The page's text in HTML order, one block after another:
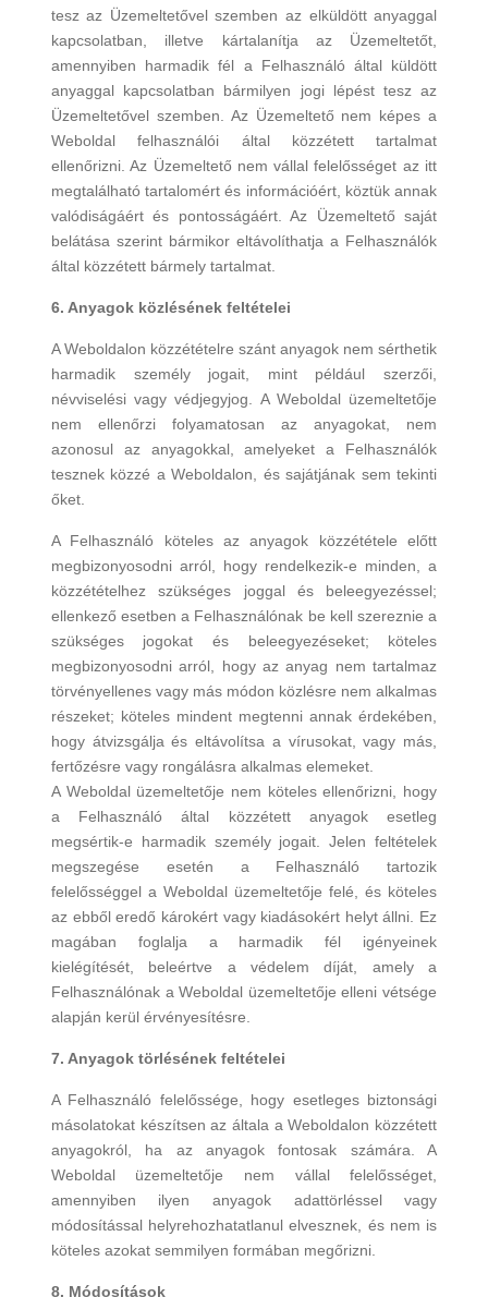
tesz az Üzemeltetővel szemben az elküldött anyaggal
kapcsolatban, illetve kártalanítja az Üzemeltetőt,
amennyiben harmadik fél a Felhasználó által küldött
anyaggal kapcsolatban bármilyen jogi lépést tesz az
Üzemeltetővel szemben. Az Üzemeltető nem képes a
Weboldal felhasználói által közzétett tartalmat
ellenőrizni. Az Üzemeltető nem vállal felelősséget az itt
megtalálható tartalomért és információért, köztük annak
valódiságáért és pontosságáért. Az Üzemeltető saját
belátása szerint bármikor eltávolíthatja a Felhasználók
által közzétett bármely tartalmat.
6. Anyagok közlésének feltételei
A Weboldalon közzétételre szánt anyagok nem sérthetik
harmadik személy jogait, mint például szerzői,
névviselési vagy védjegyjog. A Weboldal üzemeltetője
nem ellenőrzi folyamatosan az anyagokat, nem
azonosul az anyagokkal, amelyeket a Felhasználók
tesznek közzé a Weboldalon, és sajátjának sem tekinti
őket.
A Felhasználó köteles az anyagok közzététele előtt
megbizonyosodni arról, hogy rendelkezik-e minden, a
közzétételhez szükséges joggal és beleegyezéssel;
ellenkező esetben a Felhasználónak be kell szereznie a
szükséges jogokat és beleegyezéseket; köteles
megbizonyosodni arról, hogy az anyag nem tartalmaz
törvényellenes vagy más módon közlésre nem alkalmas
részeket; köteles mindent megtenni annak érdekében,
hogy átvizsgálja és eltávolítsa a vírusokat, vagy más,
fertőzésre vagy rongálásra alkalmas elemeket.
A Weboldal üzemeltetője nem köteles ellenőrizni, hogy
a Felhasználó által közzétett anyagok esetleg
megsértik-e harmadik személy jogait. Jelen feltételek
megszegése esetén a Felhasználó tartozik
felelősséggel a Weboldal üzemeltetője felé, és köteles
az ebből eredő károkért vagy kiadásokért helyt állni. Ez
magában foglalja a harmadik fél igényeinek
kielégítését, beleértve a védelem díját, amely a
Felhasználónak a Weboldal üzemeltetője elleni vétsége
alapján kerül érvényesítésre.
7. Anyagok törlésének feltételei
A Felhasználó felelőssége, hogy esetleges biztonsági
másolatokat készítsen az általa a Weboldalon közzétett
anyagokról, ha az anyagok fontosak számára. A
Weboldal üzemeltetője nem vállal felelősséget,
amennyiben ilyen anyagok adattörléssel vagy
módosítással helyrehozhatatlanul elvesznek, és nem is
köteles azokat semmilyen formában megőrizni.
8. Módosítások